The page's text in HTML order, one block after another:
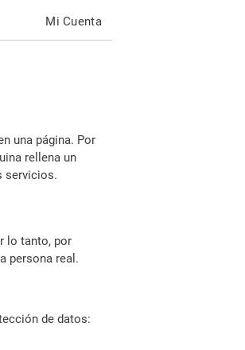
Mi Cuenta
una página. Por
rellena un
servicios.
lo tanto, por
persona real.
de datos: